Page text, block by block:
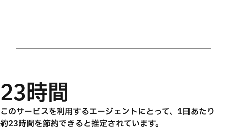
23時間
このサービスを利用するエージェントにとって、1日あたり
約23時間を節約できると推定されています。